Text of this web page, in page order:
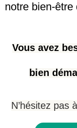
notre bien-être
Vous avez
bien
N’hésitez pas